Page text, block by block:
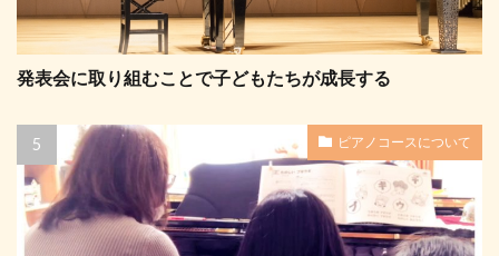
発表会に取り組むことで子どもたちが成長する
ピアノコースについて